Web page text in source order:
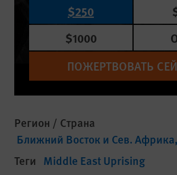
$250
$1000
ПОЖЕРТВОВАТЬ
Регион / Страна
Ближний Восток и Сев. Африка
Теги Middle East Uprising